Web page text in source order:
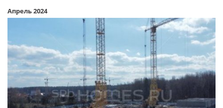
Апрель 2024